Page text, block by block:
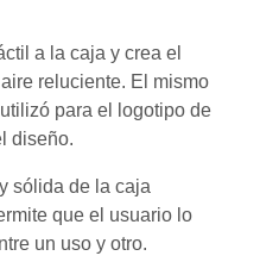
a la caja y crea el
reluciente. El mismo
para el logotipo de
diseño.
sólida de la caja
que el usuario lo
un uso y otro.